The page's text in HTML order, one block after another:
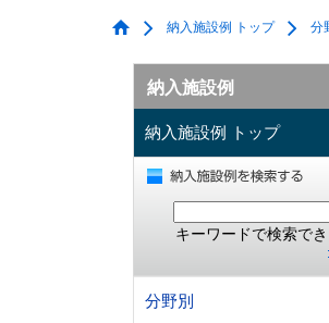
納入施設例 トップ 分
納入施設例
納入施設例 トップ
キーワードで検索でき
分野別